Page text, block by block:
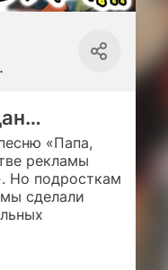
«Папа,
рекламы
Но подросткам
сделали